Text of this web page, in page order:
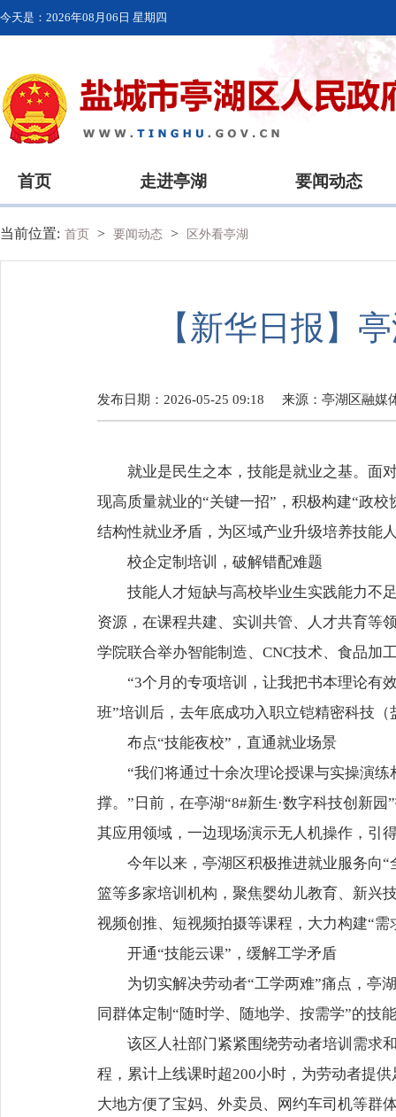
今天是： 2026年08月06日 星期四
首页 走进亭湖 要闻动态
当前位置: 首页 > 要闻动态 > 区外看亭湖
【新华日报】
发布日期：2026-05-25 09:18 来源： 亭湖区融媒
就业是民生之本，技能是就业之基。面
现高质量就业的“关键一招”，积极构建“政
结构性就业矛盾，为区域产业升级培养技能
校企定制培训，破解错配难题
技能人才短缺与高校毕业生实践能力不
资源，在课程共建、实训共管、人才共育等
学院联合举办智能制造、CNC技术、食品加
“3个月的专项培训，让我把书本理论有
班”培训后，去年底成功入职立铠精密科技（
布点“技能夜校”，直通就业场景
“我们将通过十余次理论授课与实操演
撑。”日前，在亭湖“8#新生·数字科技创新
其应用领域，一边现场演示无人机操作，引
今年以来，亭湖区积极推进就业服务向
篮等多家培训机构，聚焦婴幼儿教育、新兴
视频创推、短视频拍摄等课程，大力构建“
开通“技能云课”，缓解工学矛盾
为切实解决劳动者“工学两难”痛点，亭
同群体定制“随时学、随地学、按需学”的技
该区人社部门紧紧围绕劳动者培训需求
程，累计上线课时超200小时，为劳动者提
大地方便了宝妈、外卖员、网约车司机等群